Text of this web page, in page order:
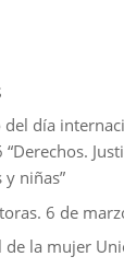
día
niñas”
6 de
la mujer